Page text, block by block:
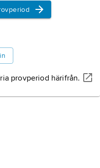
1966). Mest spridd
1294 à 1324
by 1294–1324”),
provperiod härifrån.